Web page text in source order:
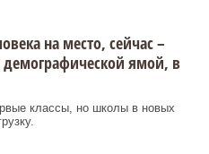
на место, сейчас –
демографической ямой, в
классы, но школы в новых